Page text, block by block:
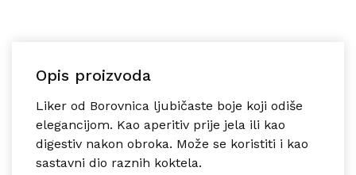
Opis proizvoda
Liker od Borovnica ljubičaste boje koji odiše
elegancijom. Kao aperitiv prije jela ili kao
digestiv nakon obroka. Može se koristiti i kao
sastavni dio raznih koktela.